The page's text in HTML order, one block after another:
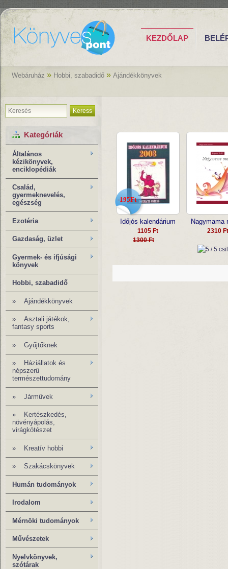
KEZDŐLAP
Webáruház » Hobbi, szabadidő » Ajándékkönyvek
Keress
Kategóriák
Általános
kézikönyvek,
enciklopédiák
Család,
gyermeknevelés,
egészség
Ezotéria
Gazdaság, üzlet
Gyermek- és ifjúsági
könyvek
Hobbi, szabadidő
» Ajándékkönyvek
» Asztali játékok,
fantasy sports
» Gyűjtőknek
» Háziállatok és
népszerű
természettudomány
» Járművek
»
Kertészkedés,
növényápolás,
virágkötészet
» Kreatív hobbi
» Szakácskönyvek
Humán tudományok
Irodalom
Mérnöki tudományok
Művészetek
Nyelvkönyvek,
szótárak
-195Ft
Időjós kalendárium
1105 Ft
1300 Ft
Nagymama
2310 Ft